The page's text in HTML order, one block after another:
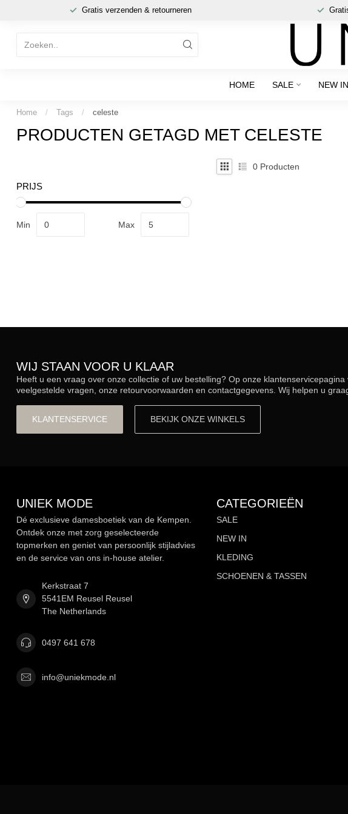
Gratis verzenden & retourneren
HOME SALE NEW IN
Home / Tags / celeste
PRODUCTEN GETAGD MET CELESTE
PRIJS
Min Max
0 Producten
WIJ STAAN VOOR U KLAAR
Heeft u een vraag over onze collectie of uw bestelling? Op onze klantenservicepagina
veelgestelde vragen, onze retourvoorwaarden en contactgegevens. Wij helpen u
KLANTENSERVICE BEKIJK ONZE WINKELS
UNIEK MODE
Dé exclusieve damesboetiek van de Kempen.
Ontdek onze met zorg geselecteerde
topmerken en geniet van persoonlijk stijladvies
en de service van ons in-house atelier.
Kerkstraat 7
5541EM Reusel Reusel
The Netherlands
0497 641 678
info@uniekmode.nl
CATEGORIEËN
SALE
NEW IN
KLEDING
SCHOENEN & TASSEN